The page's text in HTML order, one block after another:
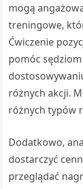
mogą
treningowe,
Ćwiczenie
pomóc
różnych akcji.
różnych typów
Dodatkowo,
dostarczyć
przeglądać